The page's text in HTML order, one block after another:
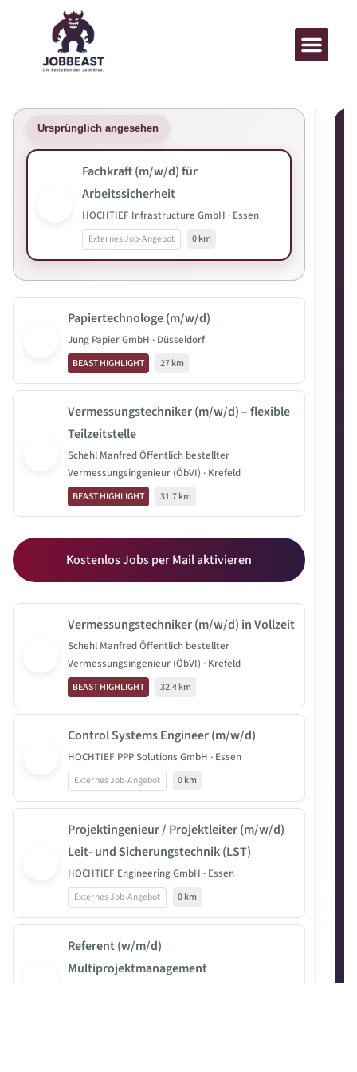
Ursprünglich angesehen
Fachkraft (m/w/d) für
Arbeitssicherheit
HOCHTIEF Infrastructure GmbH · Essen
Externes Job-Angebot 0 km
Papiertechnologe (m/w/d)
Jung Papier GmbH · Düsseldorf
BEAST HIGHLIGHT 27 km
Vermessungstechniker (m/w/d) – flexible
Teilzeitstelle
Schehl Manfred Öffentlich bestellter
Vermessungsingenieur (ÖbVI) · Krefeld
BEAST HIGHLIGHT 31.7 km
Kostenlos Jobs per Mail aktivieren
Vermessungstechniker (m/w/d) in Vollzeit
Schehl Manfred Öffentlich bestellter
Vermessungsingenieur (ÖbVI) · Krefeld
BEAST HIGHLIGHT 32.4 km
Control Systems Engineer (m/w/d)
HOCHTIEF PPP Solutions GmbH · Essen
Externes Job-Angebot 0 km
Projektingenieur / Projektleiter (m/w/d)
Leit- und Sicherungstechnik (LST)
HOCHTIEF Engineering GmbH · Essen
Externes Job-Angebot 0 km
Referent (w/m/d)
Multiprojektmanagement